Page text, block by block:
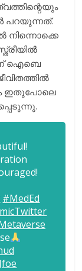
പറയുന്നത്.
നിന്നൊക്കെ
ഐബെ
ഇതുപോലെ
#MedEd